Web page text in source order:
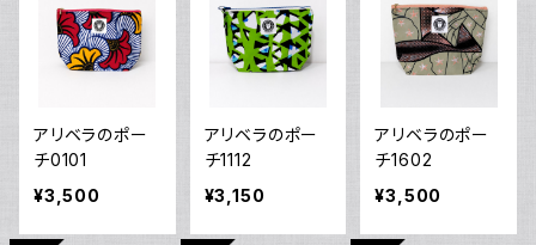
アリベラのポー
チ0101
¥3,500
アリベラのポー
チ1112
¥3,150
アリベラのポー
チ1602
¥3,500